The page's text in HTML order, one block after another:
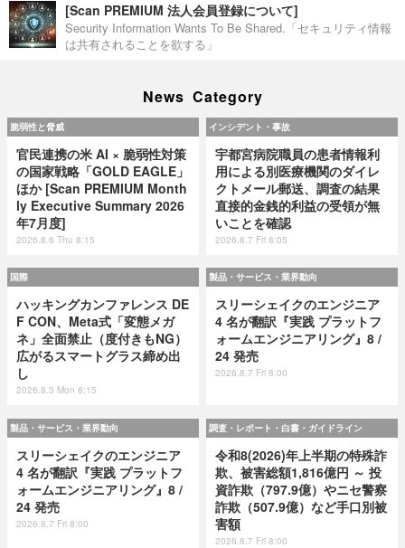
[Scan PREMIUM 法人会員登録について]
Security Information Wants To Be Shared.「セキュリティ情報
は共有されることを欲する」
News Category
脆弱性と脅威
官民連携の米 AI × 脆弱性対策
の国家戦略「GOLD EAGLE」
ほか [Scan PREMIUM Month
ly Executive Summary 2026
年7月度]
2026.8.6 Thu 8:15
インシデント・事故
宇都宮病院職員の患者情報利
用による別医療機関のダイレ
クトメール郵送、調査の結果
直接的金銭的利益の受領が無
いことを確認
2026.8.7 Fri 8:05
国際
ハッキングカンファレンス DE
F CON、Meta式「変態メガ
ネ」全面禁止（度付きもNG）
広がるスマートグラス締め出
し
2026.8.3 Mon 8:15
製品・サービス・業界動向
スリーシェイクのエンジニア
4 名が翻訳『実践 プラットフ
ォームエンジニアリング』8 /
24 発売
2026.8.7 Fri 8:00
製品・サービス・業界動向
スリーシェイクのエンジニア
4 名が翻訳『実践 プラットフ
ォームエンジニアリング』8 /
24 発売
2026.8.7 Fri 8:00
調査・レポート・白書・ガイドライン
令和8(2026)年上半期の特殊詐
欺、被害総額1,816億円 ～ 投
資詐欺（797.9億）やニセ警察
詐欺（507.9億）など手口別被
害額
2026.8.7 Fri 8:00